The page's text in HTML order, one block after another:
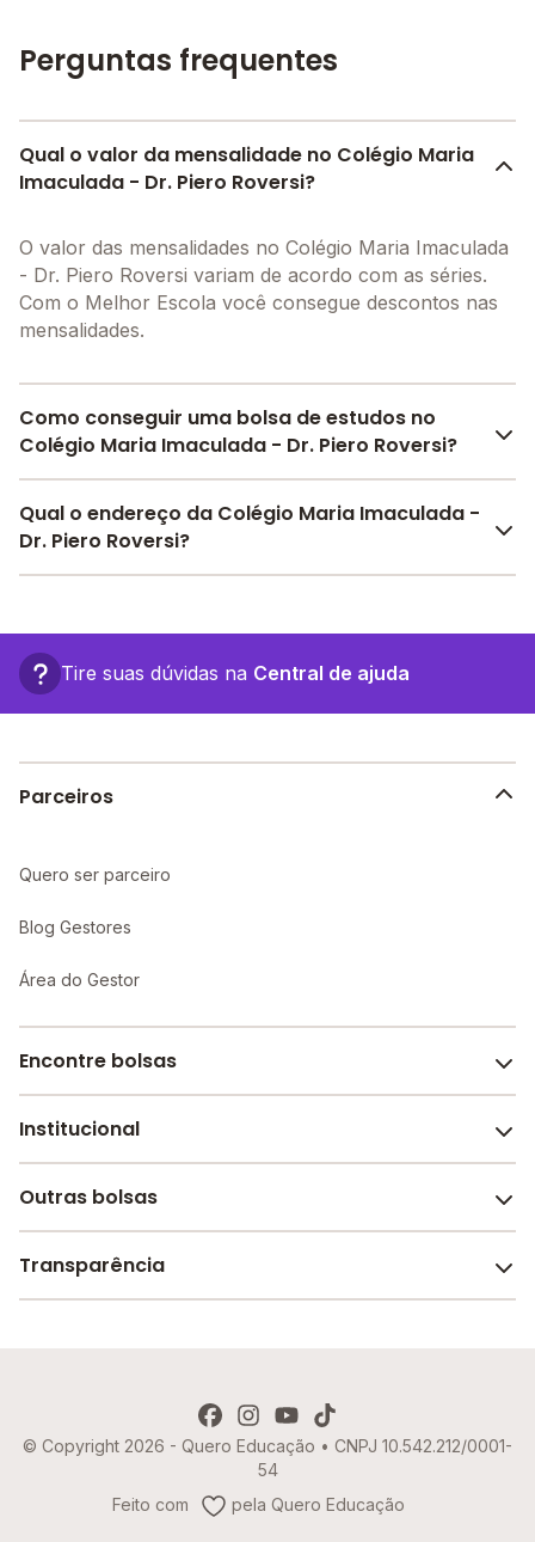
Perguntas frequentes
Qual o valor da mensalidade no Colégio Maria
Imaculada - Dr. Piero Roversi?
O valor das mensalidades no Colégio Maria Imaculada
- Dr. Piero Roversi variam de acordo com as séries.
Com o Melhor Escola você consegue descontos nas
mensalidades.
Como conseguir uma bolsa de estudos no
Colégio Maria Imaculada - Dr. Piero Roversi?
Pesquise bolsas disponíveis no Melhor Escola e
encontre o melhor desconto para você.
Qual o endereço da Colégio Maria Imaculada -
Dr. Piero Roversi?
Av. Nazaré, 711 - São Paulo - SP.
Tire suas dúvidas na Central de ajuda
Parceiros
Quero ser parceiro
Blog Gestores
Área do Gestor
Encontre bolsas
Melhores escolas de São Paulo
Escolas por cidade e bairro
Institucional
Sobre o Melhor Escola
Revista Melhor Escola
Outras bolsas
Faculdades e universidades
Transparência
Política de Cookies
© Copyright 2026 - Quero Educação • CNPJ 10.542.212/0001-
54
Feito com
pela Quero Educação